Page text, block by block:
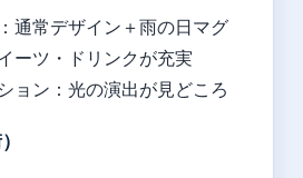
通常デザイン＋雨の日マグ
ーツ・ドリンクが充実
ョン：光の演出が見どころ